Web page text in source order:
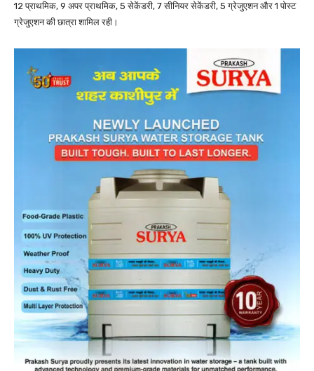
12 प्राथमिक, 9 अपर प्राथमिक, 5 सेकेंडरी, 7 सीनियर सेकेंडरी, 5 ग्रेजुएशन और 1 पोस्ट
ग्रेजुएशन की छात्रा शामिल रही।